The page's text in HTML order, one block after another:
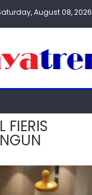
August 08, 2026
FIERIS